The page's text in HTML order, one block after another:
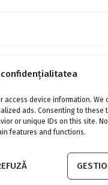
confidențialitatea
device information. We
ads. Consenting to these
or unique IDs on this site.
features and functions.
fara sa cheltui o